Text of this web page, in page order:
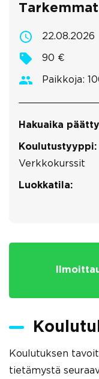
22.08.2026
90 €
Paikkoja:
Hakuaika
Koulutustyyppi:
Verkkokurssit
Luokkatila:
Koulutuksen
tietämystä